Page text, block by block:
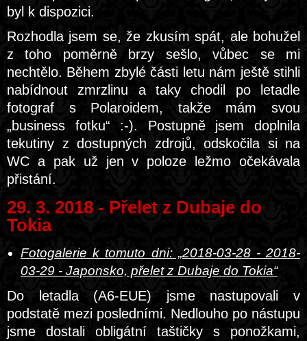
byl k dispozici.
Rozhodla jsem se, že zkusím spát, ale bohužel
z toho poměrně brzy sešlo, vůbec se mi
nechtělo. Během zbylé části letu nám ještě stihli
nabídnout zmrzlinu a taky chodil po letadle
fotograf s Polaroidem, takže mám svou
„business fotku“ :-). Postupně jsem doplnila
tekutiny z dostupných zdrojů, odskočila si na
WC a pak už jen v poloze ležmo očekávala
přistání.
29. 3. 2018 - Přelet z Dubaje do
Tokia
Fotogalerie k tomuto dni: „2018-03-28 - 2018-
03-29 - Japonsko, přelet z Dubaje do Tokia“
Do letadla (A6-EUE) jsme nastupovali v
podstatě mezi posledními. Nedlouho po nástupu
jsme dostali obligátní taštičky s ponožkami,